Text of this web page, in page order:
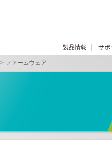
製品情報 サポ
> ファームウェア